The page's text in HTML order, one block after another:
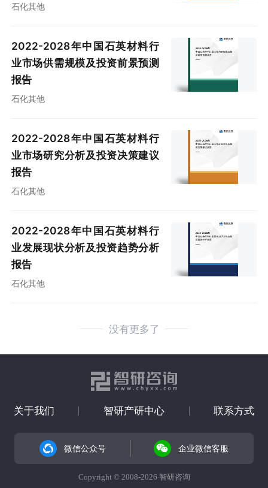
石化其他
2022-2028年中国石英材料行
业市场供需规模及投资前景预测
报告
石化其他
2022-2028年中国石英材料行
业市场研究分析及投资决策建议
报告
石化其他
2022-2028年中国石英材料行
业发展现状分析及投资趋势分析
报告
石化其他
没有更多了
关于我们 智研产研中心 联系方式
微信公众号 企业微信客服
Copyright © 2008-2026 智研咨询